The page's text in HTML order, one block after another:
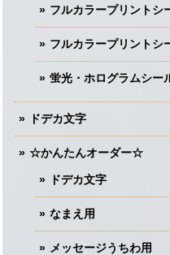
フルカラープリントシ
フルカラープリントシ
蛍光・ホログラムシー
ドデカ文字
☆かんたんオーダー☆
ドデカ文字
なまえ用
メッセージうちわ用